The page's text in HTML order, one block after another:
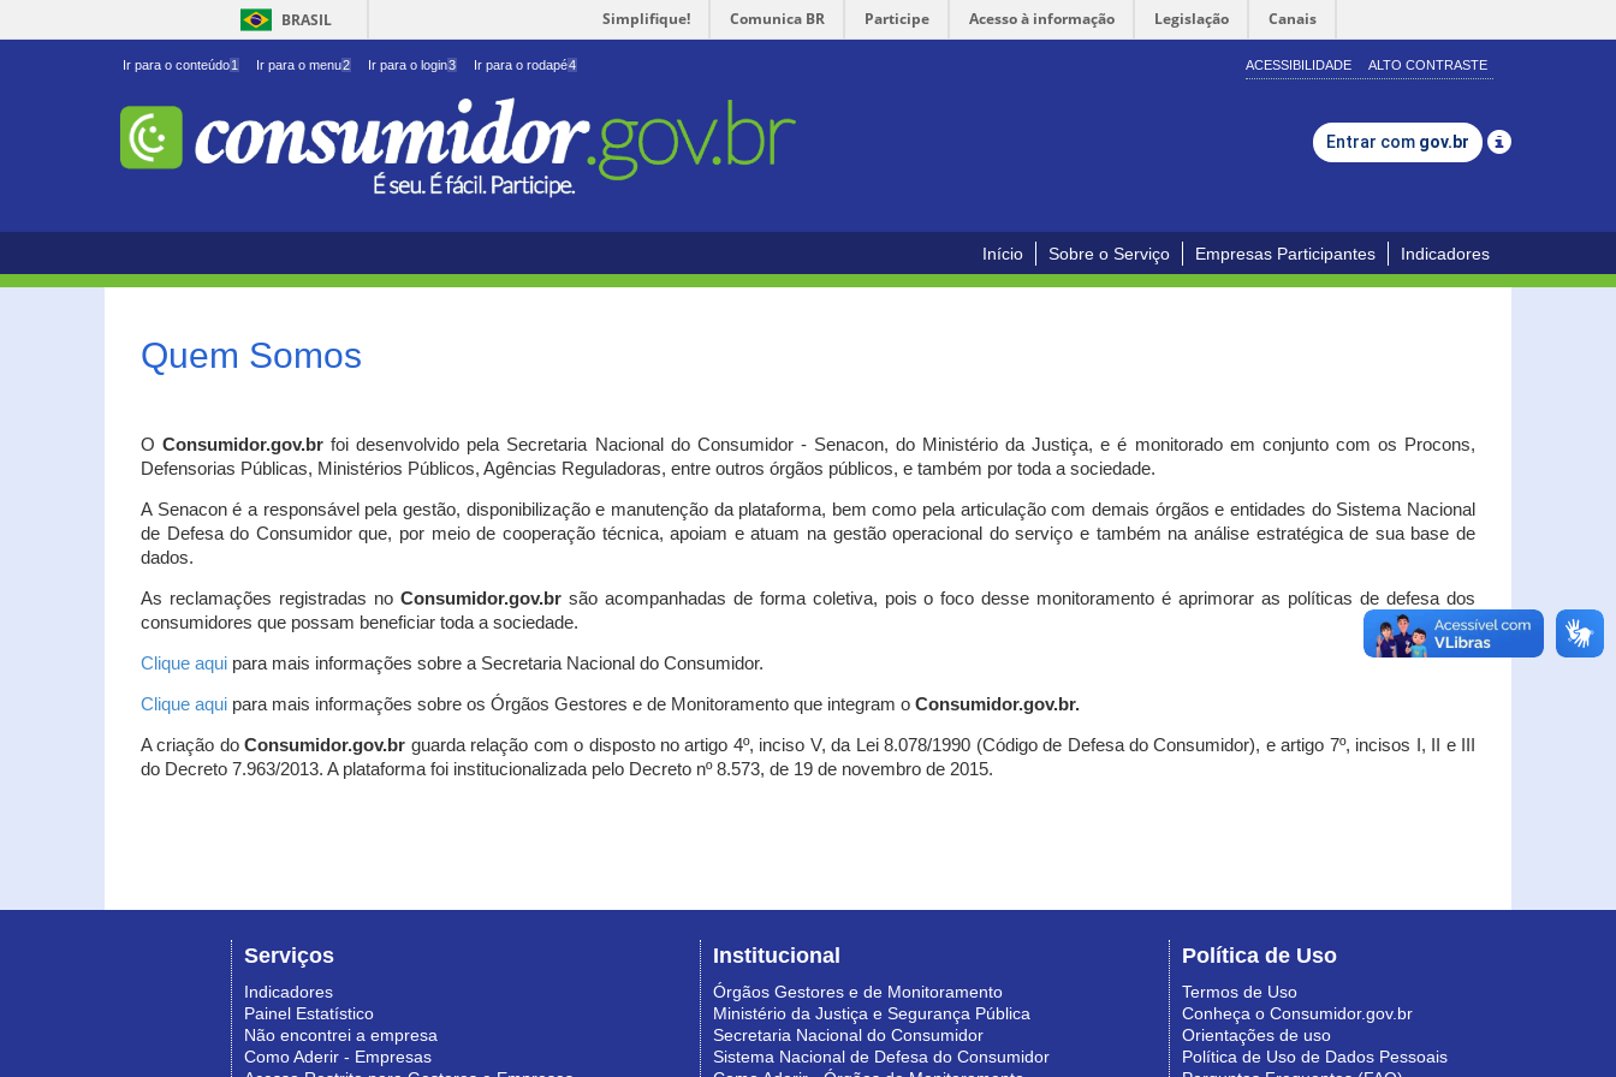
BRASIL Simplifique! Comunica BR Participe Acesso à informação Legislação Canais
Ir para o conteúdo1 Ir para o menu2 Ir para o login3 Ir para o rodapé4 ACESSIBILIDADE ALTO CONTRASTE
Entrar com gov.br
Início Sobre o Serviço Empresas Participantes Indicadores
Quem Somos
OConsumidor.gov.br foi desenvolvido pela Secretaria Nacional do Consumidor - Senacon, do Ministério da Justiça, e é monitorado em conjunto com os Procons,
Defensorias Públicas, Ministérios Públicos, Agências Reguladoras, entre outros órgãos públicos, e também por toda a sociedade.
A Senacon é a responsável pela gestão, disponibilização e manutenção da plataforma, bem como pela articulação com demais órgãos e entidades do Sistema Nacional
de Defesa do Consumidor que, por meio de cooperação técnica, apoiam e atuam na gestão operacional do serviço e também na análise estratégica de sua base de
dados.
As reclamações registradas no Consumidor.gov.brsão acompanhadas de forma coletiva, pois o foco desse monitoramento é aprimorar as políticas de defesa dos
consumidores que possam beneficiar toda a sociedade.
Clique aqui para mais informações sobre a Secretaria Nacional do Consumidor.
Clique aqui para mais informações sobre os Órgãos Gestores e de Monitoramento que integram o Consumidor.gov.br.
A criação doConsumidor.gov.br guarda relação com o disposto no artigo 4º, inciso V, da Lei 8.078/1990 (Código de Defesa do Consumidor), e artigo 7º, incisos I, II e III
do Decreto 7.963/2013. A plataforma foi institucionalizada pelo Decreto nº 8.573, de 19 de novembro de 2015.
Serviços
Indicadores
Painel Estatístico
Não encontrei a empresa
Como Aderir - Empresas
Institucional
Órgãos Gestores e de Monitoramento
Ministério da Justiça e Segurança Pública
Secretaria Nacional do Consumidor
Sistema Nacional de Defesa do Consumidor
Política de Uso
Termos de Uso
Conheça o Consumidor.gov.br
Orientações de uso
Política de Uso de Dados Pessoais